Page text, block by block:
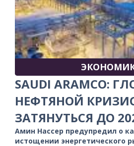
SAUDI ARAMCO:
НЕФТЯНОЙ
ЗАТЯНУТЬСЯ ДО
Амин Нассер предупредил о
истощении энергетического